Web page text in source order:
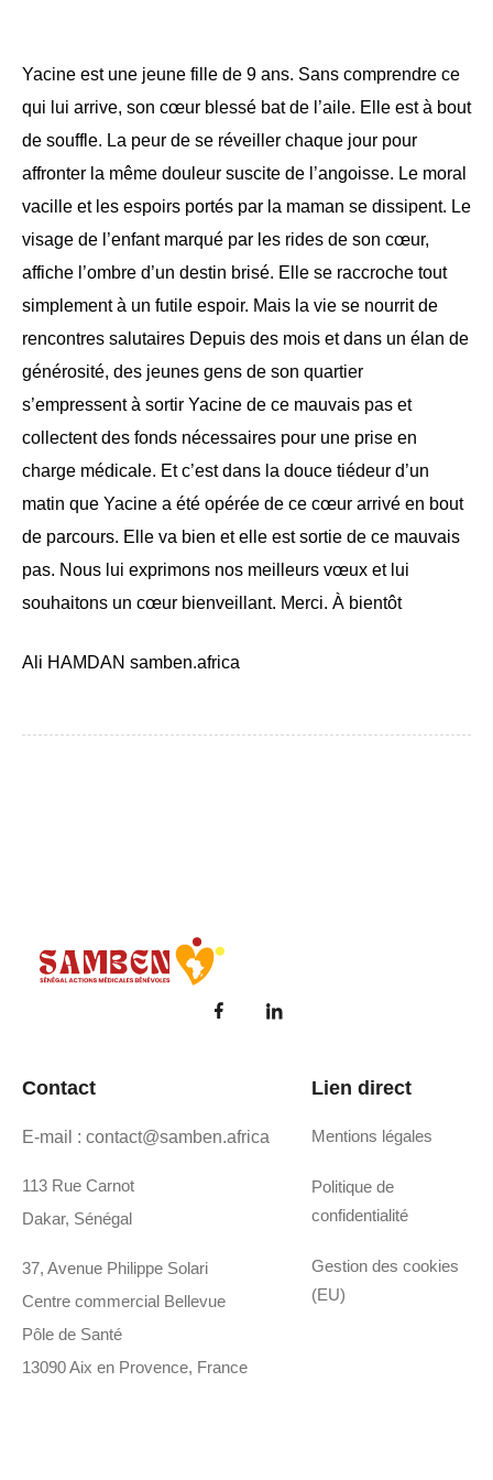
Yacine est une jeune fille de 9 ans. Sans comprendre ce
qui lui arrive, son cœur blessé bat de l’aile. Elle est à bout
de souffle. La peur de se réveiller chaque jour pour
affronter la même douleur suscite de l’angoisse. Le moral
vacille et les espoirs portés par la maman se dissipent. Le
visage de l’enfant marqué par les rides de son cœur,
affiche l’ombre d’un destin brisé. Elle se raccroche tout
simplement à un futile espoir. Mais la vie se nourrit de
rencontres salutaires Depuis des mois et dans un élan de
générosité, des jeunes gens de son quartier
s’empressent à sortir Yacine de ce mauvais pas et
collectent des fonds nécessaires pour une prise en
charge médicale. Et c’est dans la douce tiédeur d’un
matin que Yacine a été opérée de ce cœur arrivé en bout
de parcours. Elle va bien et elle est sortie de ce mauvais
pas. Nous lui exprimons nos meilleurs vœux et lui
souhaitons un cœur bienveillant. Merci. À bientôt
Ali HAMDAN samben.africa
Samben
Réparons les coeurs de l'avenir du Sénégal
Contact
E-mail : contact@samben.africa
113 Rue Carnot
Dakar, Sénégal
37, Avenue Philippe Solari
Centre commercial Bellevue
Pôle de Santé
13090 Aix en Provence, France
Lien direct
Mentions légales
Politique de
confidentialité
Gestion des cookies
(EU)